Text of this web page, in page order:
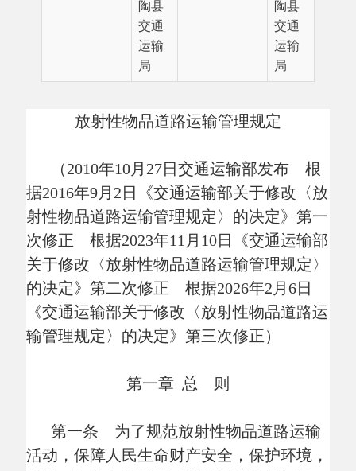
放射性物品道路运输管理规定
据2016年9月2日《交通运输部关于修改〈放
次修正 根据2023年11月10日《交通运输部
关于修改〈放射性物品道路运输管理规定〉
的决定》第二次修正 根据2026年2月6日
《交通运输部关于修改〈放射性物品道路运
输管理规定〉的决定》第三次修正）
第一章总 则
第一条 为了规范放射性物品道路运输
根据《中华人民共和国道路运输条例》和
《放射性物品运输安全管理条例》，制定本
第二条 从事放射性物品道路运输活动
的，应当遵守本规定。